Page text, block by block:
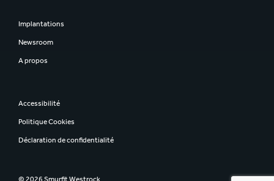
Implantations
Newsroom
A propos
Accessibilité
Politique Cookies
Déclaration de confidentialité
© 2026 Smurfit Westrock